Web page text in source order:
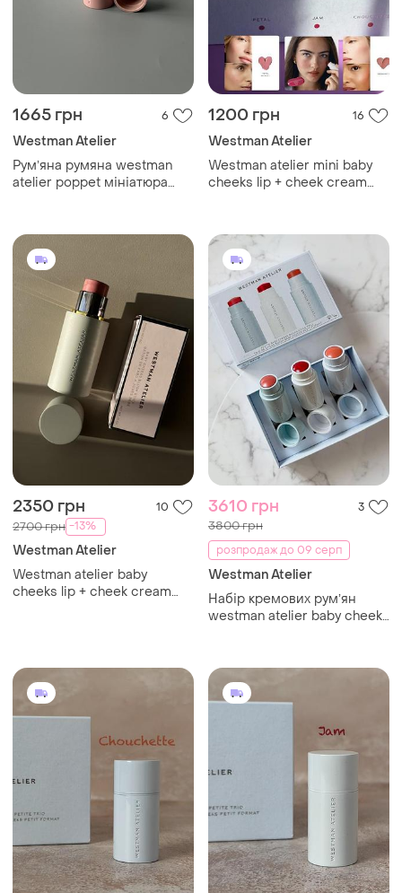
1665 грн 6
Westman Atelier
Румʼяна румяна westman
atelier poppet мініатюра
1200 грн 16
Westman Atelier
Westman atelier mini baby
cheeks lip + cheek cream
2350 грн 10
2700 грн -13%
Westman Atelier
Westman atelier baby
cheeks lip + cheek cream
3610 грн 3
3800 грн
розпродаж до 09 серп
Westman Atelier
Набір кремових румʼян
westman atelier baby cheeks